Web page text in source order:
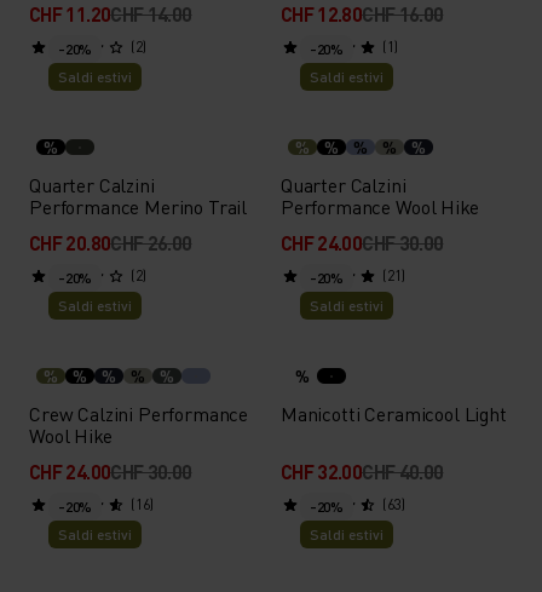
CHF 11.20CHF 14.00
(2)
CHF 12.80CHF 16.00
(1)
-20%
Saldi estivi
%
Quarter Calzini
Performance Merino Trail
CHF 20.80CHF 26.00
(2)
-20%
Saldi estivi
% % % % %
Quarter Calzini
Performance Wool Hike
CHF 24.00CHF 30.00
(21)
-20%
Saldi estivi
% % % % %
Crew Calzini Performance
Wool Hike
CHF 24.00CHF 30.00
(16)
-20%
Saldi estivi
%
Manicotti Ceramicool Light
CHF 32.00CHF 40.00
(63)
-20%
Saldi estivi
-20%
Saldi estivi